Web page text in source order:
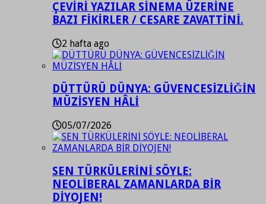
ÇEVİRİ YAZILAR SİNEMA ÜZERİNE
BAZI FİKİRLER / CESARE ZAVATTİNİ.
2 hafta ago
DÜTTÜRÜ DÜNYA: GÜVENCESİZLİĞİN
MÜZİSYEN HÂLİ
05/07/2026
SEN TÜRKÜLERİNİ SÖYLE:
NEOLİBERAL ZAMANLARDA BİR
DİYOJEN!